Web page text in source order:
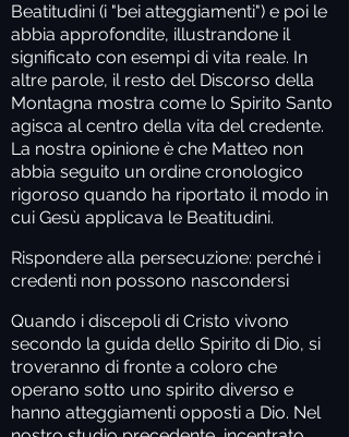
Beatitudini (i "bei atteggiamenti") e poi le
abbia approfondite, illustrandone il
significato con esempi di vita reale. In
altre parole, il resto del Discorso della
Montagna mostra come lo Spirito Santo
agisca al centro della vita del credente.
La nostra opinione è che Matteo non
abbia seguito un ordine cronologico
rigoroso quando ha riportato il modo in
cui Gesù applicava le Beatitudini.
Rispondere alla persecuzione: perché i
credenti non possono nascondersi
Quando i discepoli di Cristo vivono
secondo la guida dello Spirito di Dio, si
troveranno di fronte a coloro che
operano sotto uno spirito diverso e
hanno atteggiamenti opposti a Dio. Nel